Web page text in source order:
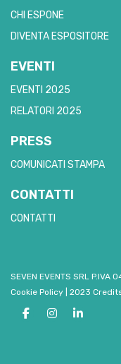
CHI ESPONE
DIVENTA ESPOSITORE
EVENTI
EVENTI 2025
RELATORI 2025
PRESS
COMUNICATI STAMPA
CONTATTI
CONTATTI
SEVEN EVENTS SRL
Cookie Policy
2023 Credits